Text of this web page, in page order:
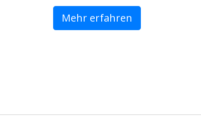
Mehr erfahren